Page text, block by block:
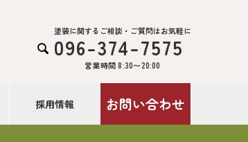

塗装に関するご相談・ご質問はお気軽に
096-374-7575
営業時間 8:30〜20:00
採用情報 お問い合わせ